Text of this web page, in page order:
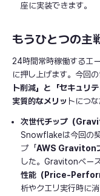
座に実装できます。
もうひとつの主
24時間常時稼働するエ
に押し上げます。今回
ト削減」と「セキュリ
実質的なメリッ トにつ
次世代チップ（
Snowflakeは今回の
プ「AWS Graviton
した。Gravitonベー
性能（Price-
析やクエリ実行時に